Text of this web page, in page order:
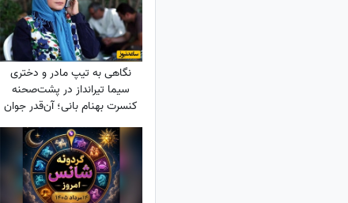
نگاهی به تیپ مادر و دختری
سیما تیرانداز در پشت‌صحنه
کنسرت بهنام بانی؛ آن‌قدر جوان
که همه گفتند خواهرش است! +
عکس